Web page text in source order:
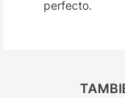
perfecto.